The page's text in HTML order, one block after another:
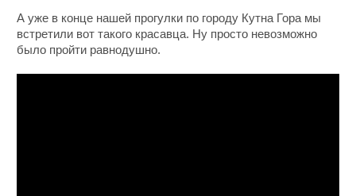
А уже в конце нашей прогулки по городу Кутна Гора мы
встретили вот такого красавца. Ну просто невозможно
было пройти равнодушно.